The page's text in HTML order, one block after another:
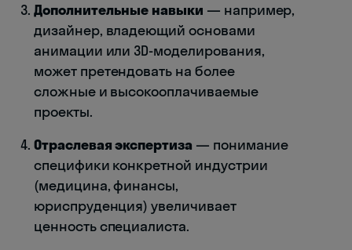
Дополнительные навыки — например,
дизайнер, владеющий основами
анимации или 3D-моделирования,
может претендовать на более
сложные и высокооплачиваемые
проекты.
Отраслевая экспертиза — понимание
специфики конкретной индустрии
(медицина, финансы,
юриспруденция) увеличивает
ценность специалиста.